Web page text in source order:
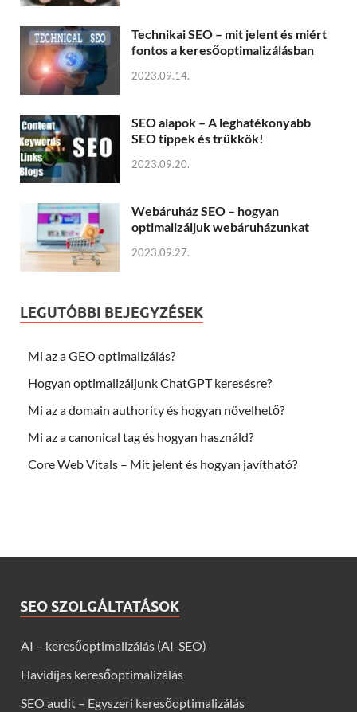
Technikai SEO – mit jelent és miért
fontos a keresőoptimalizálásban
2023.09.14.
SEO alapok – A leghatékonyabb
SEO tippek és trükkök!
2023.09.20.
Webáruház SEO – hogyan
optimalizáljuk webáruházunkat
2023.09.27.
LEGUTÓBBI BEJEGYZÉSEK
Mi az a GEO optimalizálás?
Hogyan optimalizáljunk ChatGPT keresésre?
Mi az a domain authority és hogyan növelhető?
Mi az a canonical tag és hogyan használd?
Core Web Vitals – Mit jelent és hogyan javítható?
SEO SZOLGÁLTATÁSOK
AI – keresőoptimalizálás (AI-SEO)
Havidíjas keresőoptimalizálás
SEO audit – Egyszeri keresőoptimalizálás